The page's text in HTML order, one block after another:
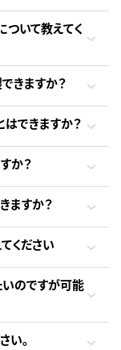
いて教えてく
きますか？
できますか？
か？
ますか？
ください
のですが可能
い。